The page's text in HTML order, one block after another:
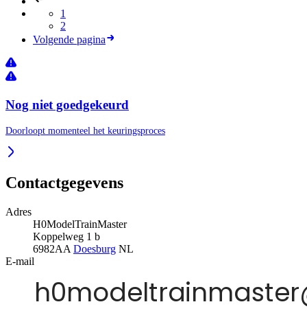
1
2
Volgende pagina
Nog niet goedgekeurd
Doorloopt momenteel het keuringsproces
Contactgegevens
Adres
H0ModelTrainMaster
Koppelweg 1 b
6982AA Doesburg NL
E-mail